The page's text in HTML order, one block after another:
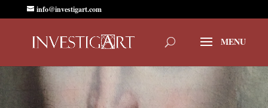
info@investigart.com